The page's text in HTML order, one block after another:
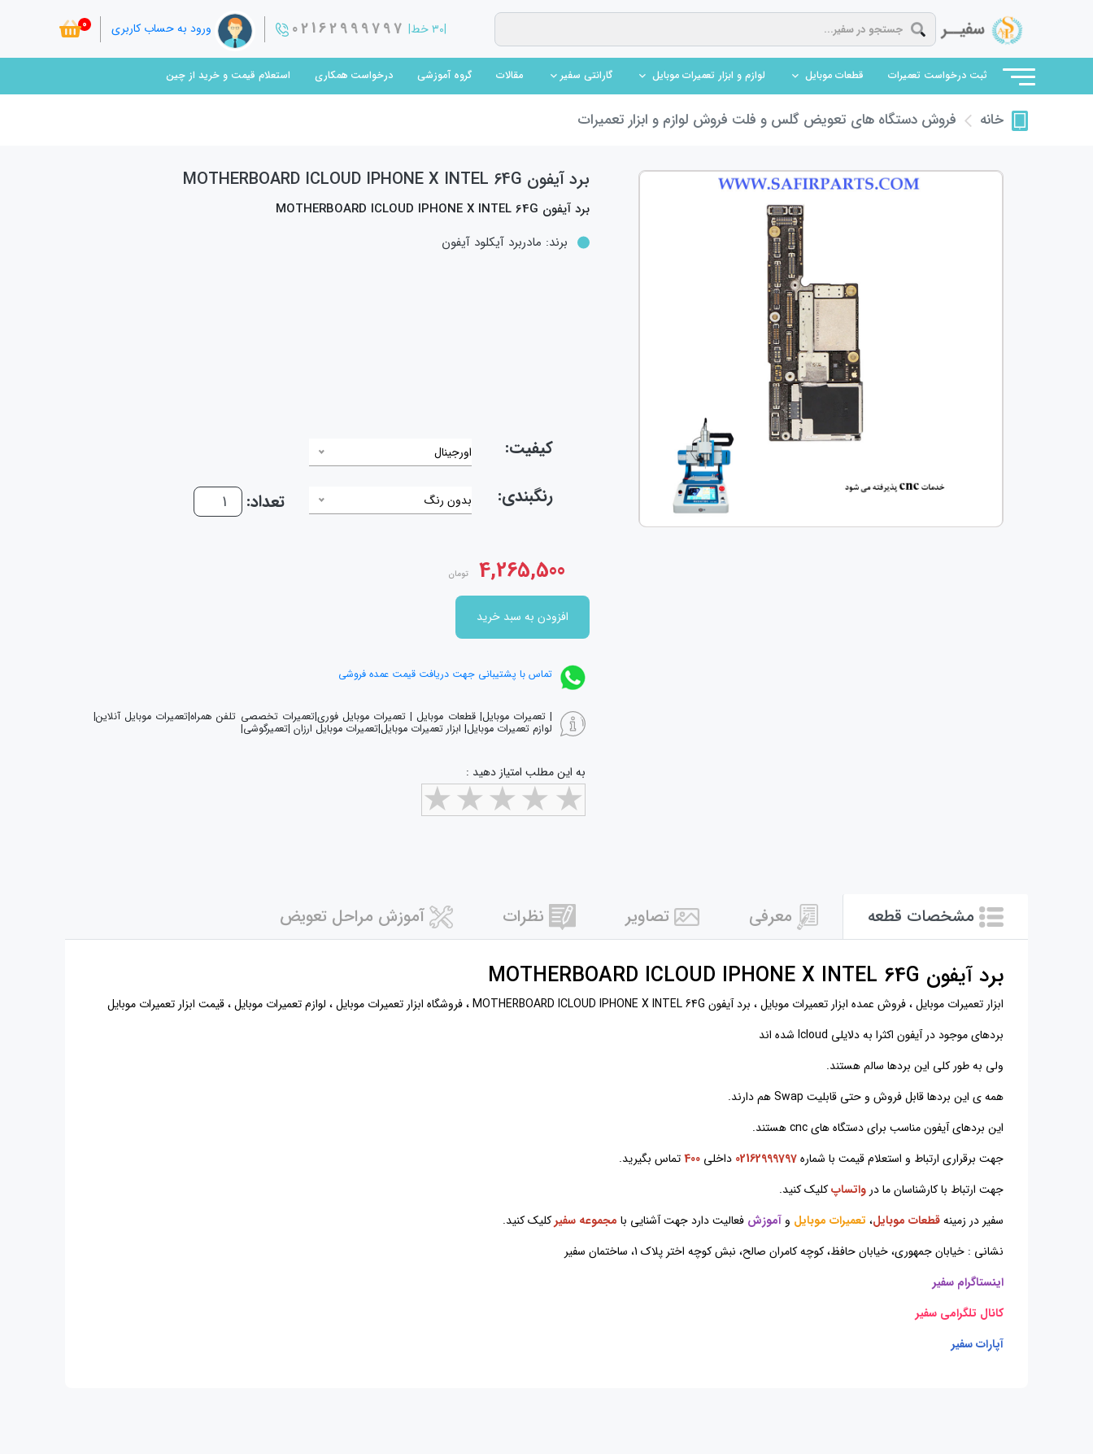
|۳۰ خط| 02162999797 ورود به حساب کاربری 0
ثبت درخواست تعمیرات قطعات موبایل (current) لوازم و ابزار تعمیرات موبایل (current) گارانتی سفیر(current) مقالات گروه آموزشی درخواست همکاری استعلام قیمت و خرید از چین
خانه فروش دستگاه های تعویض گلس و فلت فروش لوازم و ابزار تعمیرات
برد آيفون MOTHERBOARD ICLOUD IPHONE X INTEL 64G
برد آيفون MOTHERBOARD ICLOUD IPHONE X INTEL 64G
برند: مادربرد آیکلود آیفون
کیفیت: اورجینال
رنگبندی: بدون رنگ تعداد:
4,265,500 تومان
افزودن به سبد خرید
تماس با پشتیبانی جهت دریافت قیمت عمده فروشی
| تعمیرات موبایل| قطعات موبایل | تعمیرات موبایل فوری|تعمیرات تخصصی تلفن همراه|تعمیرات موبایل آنلاین|
لوازم تعمیرات موبایل| ابزار تعمیرات موبایل|تعمیرات موبایل ارزان |تعمیرگوشی|
به این مطلب امتیاز دهید :
مشخصات قطعه معرفی تصاویر نظرات آموزش مراحل تعویض
برد آيفون MOTHERBOARD ICLOUD IPHONE X INTEL 64G
ابزار تعمیرات موبایل ، فروش عمده ابزار تعمیرات موبایل ، برد آيفون MOTHERBOARD ICLOUD IPHONE X INTEL 64G ، فروشگاه ابزار تعمیرات موبایل ، لوازم تعمیرات موبایل ، قیمت ابزار تعمیرات موبایل
بردهای موجود در آیفون اکثرا به دلایلی Icloud شده اند
ولی به طور کلی این بردها سالم هستند.
همه ی این بردها قابل فروش و حتی قابلیت Swap هم دارند.
این بردهای آیفون مناسب برای دستگاه های cnc هستند.
جهت برقراری ارتباط و استعلام قیمت با شماره02162999797 داخلی 400تماس بگیرید.
جهت ارتباط با کارشناسان ما در واتساپکلیک کنید.
سفیر در زمینهقطعات موبایل، تعمیرات موبایل و آموزش فعالیت دارد جهت آشنایی با مجموعه سفیرکلیک کنید.
نشانی : خیابان جمهوری، خیابان حافظ، کوچه کامران صالح، نبش کوچه اختر پلاک 1، ساختمان سفیر
اینستاگرام سفیر
کانال تلگرامی سفیر
آپارات سفیر